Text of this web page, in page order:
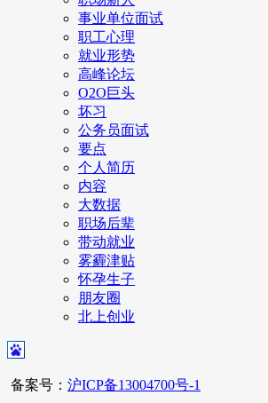
事业单位面试
职工心理
就业形势
高峰论坛
O2O巨头
坏习
公务员面试
要点
个人简历
内容
大数据
职场后辈
带动就业
雾霾津贴
怀孕生子
朋友圈
北上创业
备案号： 沪ICP备13004700号-1